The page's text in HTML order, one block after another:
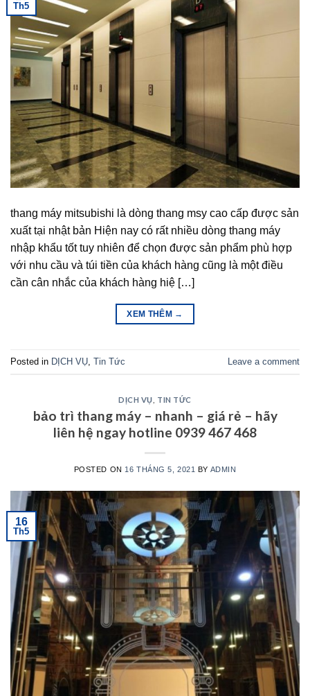
Th5
thang máy mitsubishi là dòng thang msy cao cấp được sản
xuất tại nhật bản Hiện nay có rất nhiều dòng thang máy
nhập khẩu tốt tuy nhiên để chọn được sản phẩm phù hợp
với nhu cầu và túi tiền của khách hàng cũng là một điều
cần cân nhắc của khách hàng hiệ […]
XEM THÊM →
Posted in DỊCH VỤ Tin Tức Leave a comment
DỊCH VỤ TIN TỨC
bảo trì thang máy – nhanh – giá rẻ – hãy
liên hệ ngay hotline 0939 467 468
POSTED ON 16 THÁNG 5, 2021 BY ADMIN
16
Th5